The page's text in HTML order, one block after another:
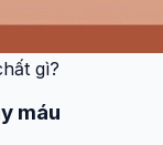
gì?
máu